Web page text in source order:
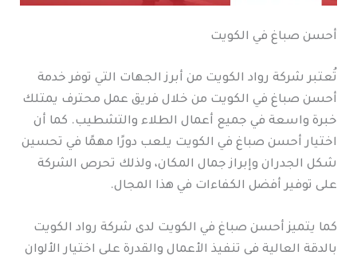
أحسن صباغ في الكويت
تُعتبر شركة رواد الكويت من أبرز الجهات التي توفر خدمة
أحسن صباغ في الكويت من خلال فريق عمل محترف يمتلك
خبرة واسعة في جميع أعمال الطلاء والتشطيب. كما أن
اختيار أحسن صباغ في الكويت يلعب دورًا مهمًا في تحسين
شكل الجدران وإبراز جمال المكان، ولذلك تحرص الشركة
على توفير أفضل الكفاءات في هذا المجال.
كما يتميز أحسن صباغ في الكويت لدى شركة رواد الكويت
بالدقة العالية في تنفيذ الأعمال والقدرة على اختيار الألوان